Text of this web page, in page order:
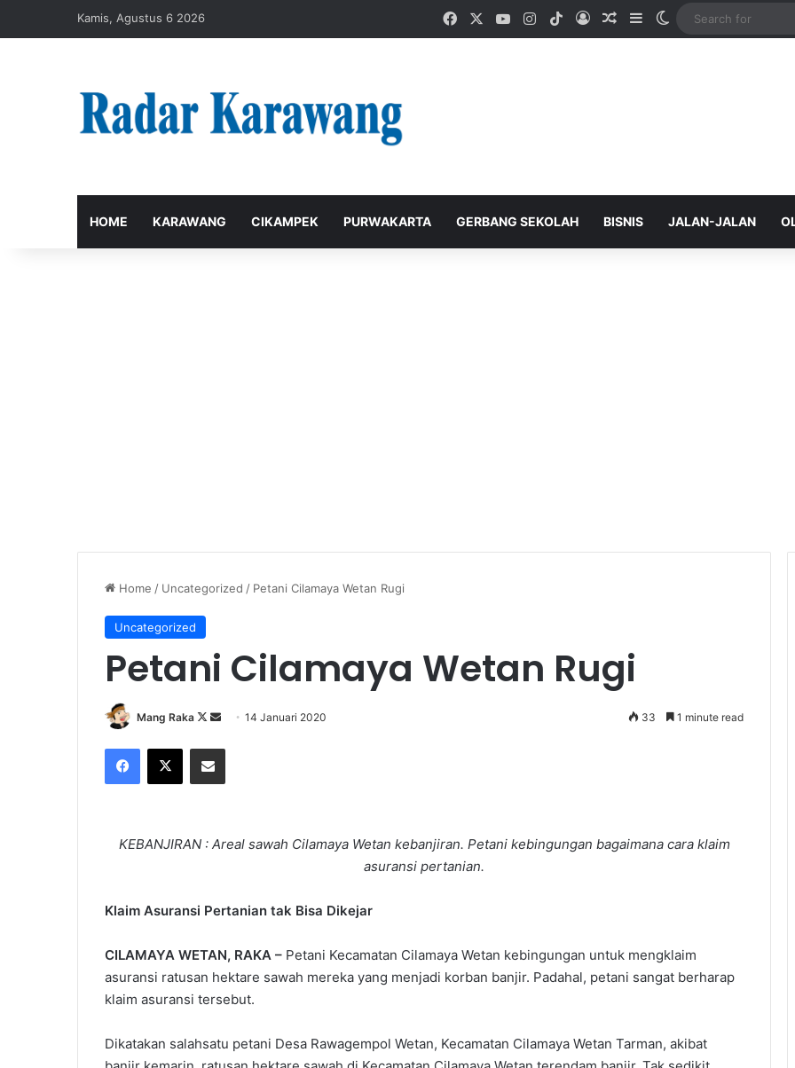
Kamis, Agustus 6 2026 FacebookYouTubeInstagram
TikTokLog InRandom Article
SidebarSwitch skin
HOME KARAWANG CIKAMPEK PURWAKARTA GERBANG SEKOLAH BISNIS JALAN-JALAN
Home / Uncategorized / Petani Cilamaya Wetan Rugi
Uncategorized
Petani Cilamaya Wetan Rugi
Mang Raka
Follow
X
Send14 Januari 2020 33 1 minute read
Facebook
X Share via Email
KEBANJIRAN : Areal sawah Cilamaya Wetan kebanjiran. Petani kebingungan bagaimana cara klaim
asuransi pertanian.
Klaim Asuransi Pertanian tak Bisa Dikejar
CILAMAYA WETAN, RAKA – Petani Kecamatan Cilamaya Wetan kebingungan untuk mengklaim
asuransi ratusan hektare sawah mereka yang menjadi korban banjir. Padahal, petani sangat berharap
klaim asuransi tersebut.
Dikatakan salahsatu petani Desa Rawagempol Wetan, Kecamatan Cilamaya Wetan Tarman, akibat